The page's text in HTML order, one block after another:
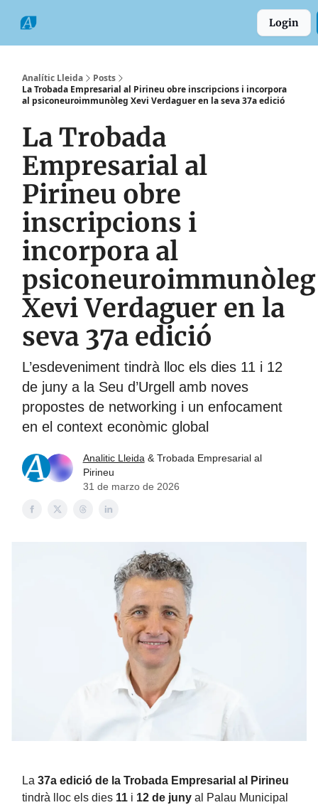
Login
Analític Lleida
Posts
La Trobada Empresarial al Pirineu obre inscripcions i incorpora
al psiconeuroimmunòleg Xevi Verdaguer en la seva 37a edició
La Trobada
Empresarial al
Pirineu obre
inscripcions i
incorpora al
psiconeuroimmunòleg
Xevi Verdaguer en la
seva 37a edició
L’esdeveniment tindrà lloc els dies 11 i 12
de juny a la Seu d’Urgell amb noves
propostes de networking i un enfocament
en el context econòmic global
Analitic Lleida & Trobada Empresarial al
Pirineu
31 de marzo de 2026
La 37a edició de la Trobada Empresarial al Pirineu
tindrà lloc els dies 11 i 12 de juny al Palau Municipal